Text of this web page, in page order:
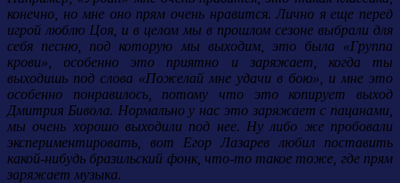
конечно, но мне оно прям очень нравится. Лично я еще перед
игрой люблю Цоя, и в целом мы в прошлом сезоне выбрали для
себя песню, под которую мы выходим, это была «Группа
крови», особенно это приятно и заряжает, когда ты
выходишь под слова «Пожелай мне удачи в бою», и мне это
особенно понравилось, потому что это копирует выход
Дмитрия Бивола. Нормально у нас это заряжает с пацанами,
мы очень хорошо выходили под нее. Ну либо же пробовали
экспериментировать, вот Егор Лазарев любил поставить
какой-нибудь бразильский фонк, что-то такое тоже, где прям
заряжает музыка.